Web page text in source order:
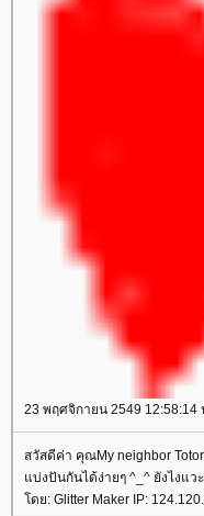
23 พฤศจิกายน 2549 12:58:14
สวัสดีค่า คุณMy neighbor
บ่งปันกันได้ง่ายๆ ^_^ ยังไงแ
ดย: Glitter Maker IP: